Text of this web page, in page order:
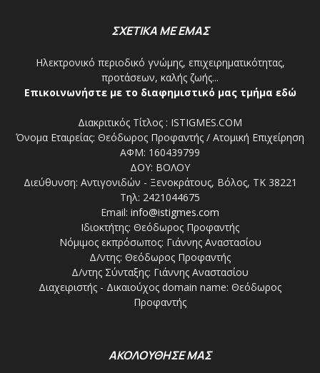
ΣΧΕΤΙΚΑ ΜΕ ΕΜΑΣ
Ηλεκτρονικό περιοδικό γνώμης, επιχειρηματικότητας,
προτάσεων, καλής ζωής...
Επικοινωνήστε με το διαφημιστικό μας τμήμα εδώ
Διακριτικός Τίτλος : ISTIGMES.COM
Όνομα Εταιρείας: Θεόδωρος Προφαντής / Ατομική Επιχείρηση
ΑΦΜ: 160439799
ΔΟΥ: ΒΟΛΟΥ
Διεύθυνση: Αντιγονιδών - Ξενοκράτους, Βόλος, ΤΚ 38221
Τηλ: 2421044675
Email: info@istigmes.com
Ιδιοκτήτης: Θεόδωρος Προφαντής
Νόμιμος εκπρόσωπος: Γιάννης Αναστασίου
Δ/ντης: Θεόδωρος Προφαντής
Δ/ντης Σύνταξης: Γιάννης Αναστασίου
Διαχειριστής - Δικαιούχος domain name: Θεόδωρος
Προφαντής
ΑΚΟΛΟΥΘΗΣΕ ΜΑΣ